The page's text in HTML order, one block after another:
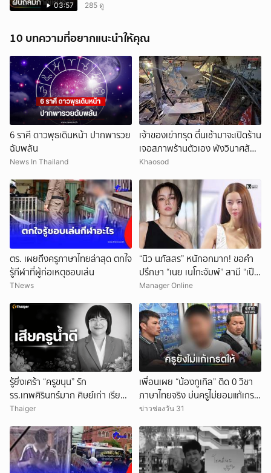
03:57 285 ดู
10 บทความที่อยากแนะนำให้คุณ
6 ราศี ดาวพุธเดินหน้า ปากพารวย
ฉับพลัน
News In Thailand
เจ้าของเข่าทรุด ตื่นเช้ามาจะเปิดร้าน
เจอสภาพร้านตัวเอง พังวินาศสัน
ตะโร เสียหายนับล้าน
Khaosod
ตร. เผยถึงครูภาษาไทยล่าสุด ตกใจ
รู้กีฬาที่ผู้ก่อเหตุชอบเล่น
TNews
“นิว นภัสสร” หนักอกมาก! ขอคำ
ปรึกษา “เนย เนโกะจัมพ์” สามี “เป๊ก
เปรมณัช” ดื่มดริ้งก์ติดเพื่อนหนัก!
Manager Online
รู้ยิ่งเศร้า “ครูขนุน” รัก
รร.เทพศิรินทร์มาก ศิษย์เก่า เรียน
จบกลับมาเป็นครู
Thaiger
เพื่อนเผย “น้องกูเกิล” ติด 0 วิชา
ภาษาไทยจริง บ่นครูไม่ยอมแก้เกรด
ให้
ข่าวช่องวัน 31